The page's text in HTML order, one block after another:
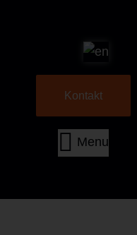
Kontakt
Menu